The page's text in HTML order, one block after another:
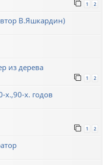
1 2
В.Яшкардин)
из дерева
1 2
х.,90-х. годов
1 2